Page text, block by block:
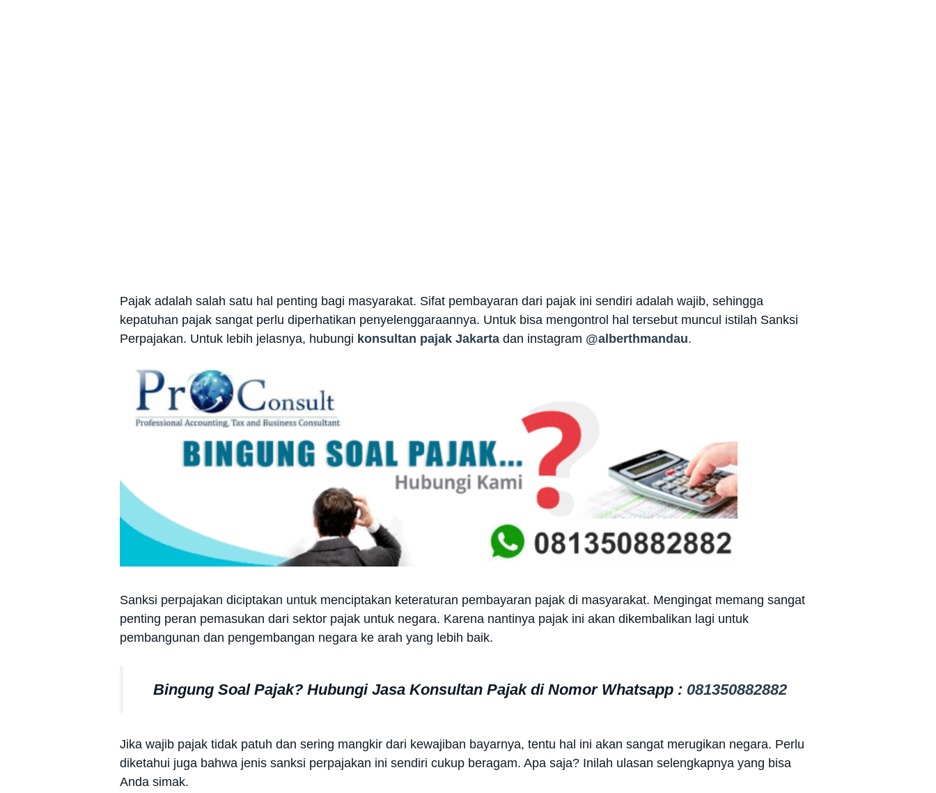
Pajak adalah salah satu hal penting bagi masyarakat. Sifat pembayaran dari pajak ini sendiri adalah wajib, sehingga
kepatuhan pajak sangat perlu diperhatikan penyelenggaraannya. Untuk bisa mengontrol hal tersebut muncul istilah Sanksi
Perpajakan. Untuk lebih jelasnya, hubungi konsultan pajak Jakarta dan instagram @alberthmandau.
Sanksi perpajakan diciptakan untuk menciptakan keteraturan pembayaran pajak di masyarakat. Mengingat memang sangat
penting peran pemasukan dari sektor pajak untuk negara. Karena nantinya pajak ini akan dikembalikan lagi untuk
pembangunan dan pengembangan negara ke arah yang lebih baik.
Bingung Soal Pajak? Hubungi Jasa Konsultan Pajak di Nomor Whatsapp : 081350882882
Jika wajib pajak tidak patuh dan sering mangkir dari kewajiban bayarnya, tentu hal ini akan sangat merugikan negara. Perlu
diketahui juga bahwa jenis sanksi perpajakan ini sendiri cukup beragam. Apa saja? Inilah ulasan selengkapnya yang bisa
Anda simak.